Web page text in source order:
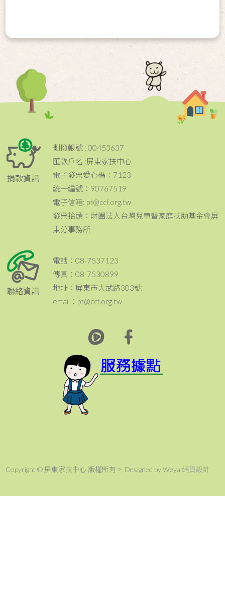
捐款資訊
劃撥帳號 : 00453637
匯款戶名 :屏東家扶中心
電子發票愛心碼：7123
統一編號：90767519
電子信箱: pt@ccf.org.tw
發票抬頭：財團法人台灣兒童暨家庭扶助基金會屏
東分事務所
聯絡資訊
電話：08-7537123
傳真：08-7530899
地址：屏東市大武路303號
email：pt@ccf.org.tw
Copyright © 屏東家扶中心 版權所有。 Designed by Weya 網頁設計